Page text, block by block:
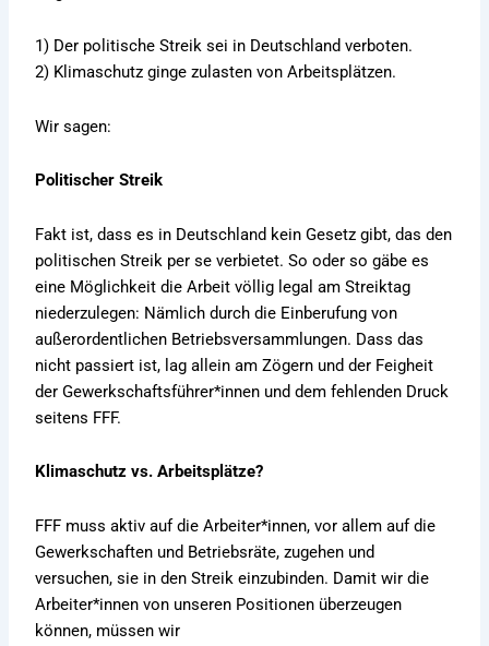
1) Der politische Streik sei in Deutschland verboten.
2) Klimaschutz ginge zulasten von Arbeitsplätzen.
Wir sagen:
Politischer Streik
Fakt ist, dass es in Deutschland kein Gesetz gibt, das den
politischen Streik per se verbietet. So oder so gäbe es
eine Möglichkeit die Arbeit völlig legal am Streiktag
niederzulegen: Nämlich durch die Einberufung von
außerordentlichen Betriebsversammlungen. Dass das
nicht passiert ist, lag allein am Zögern und der Feigheit
der Gewerkschaftsführer*innen und dem fehlenden Druck
seitens FFF.
Klimaschutz vs. Arbeitsplätze?
FFF muss aktiv auf die Arbeiter*innen, vor allem auf die
Gewerkschaften und Betriebsräte, zugehen und
versuchen, sie in den Streik einzubinden. Damit wir die
Arbeiter*innen von unseren Positionen überzeugen
können, müssen wir